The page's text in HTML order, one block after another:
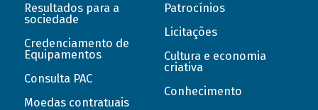
Resultados para a
sociedade
Credenciamento de
Equipamentos
Consulta PAC
Moedas contratuais
Patrocínios
Licitações
Cultura e economia
criativa
Conhecimento